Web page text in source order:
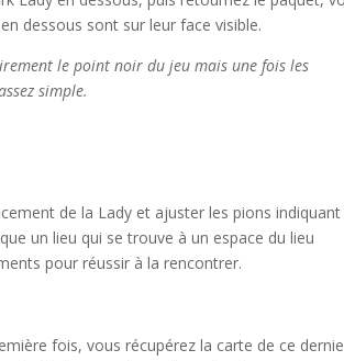
dessous sont sur leur face visible.
le point noir du jeu mais une fois les
simple.
de la Lady et ajuster les pions
un lieu qui se trouve à un espace du lieu
pour réussir à la rencontrer.
fois, vous récupérez la carte de ce